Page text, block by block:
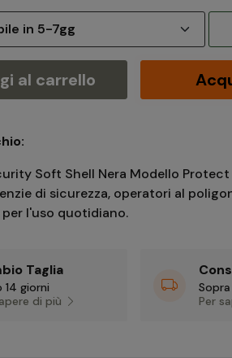
al carrello
Soft Shell Nera Modello
di sicurezza, operatori al
l'uso quotidiano.
Taglia
14 giorni
di più
Per